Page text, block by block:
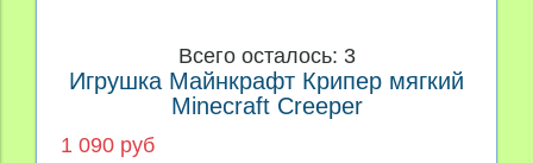
Всего осталось: 3
Игрушка Майнкрафт Крипер мягкий
Minecraft Creeper
1 090 руб